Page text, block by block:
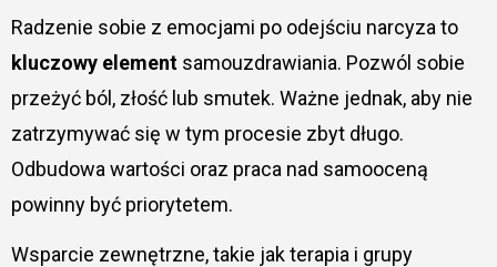
Radzenie sobie z emocjami po odejściu narcyza to
kluczowy elementsamouzdrawiania. Pozwól sobie
przeżyć ból, złość lub smutek. Ważne jednak, aby nie
zatrzymywać się w tym procesie zbyt długo.
Odbudowa wartości oraz praca nad samooceną
powinny być priorytetem.
Wsparcie zewnętrzne, takie jak terapia i grupy